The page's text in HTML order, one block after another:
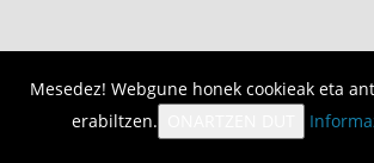
Mesedez! Webgune honek cookieak eta
erabiltzen.